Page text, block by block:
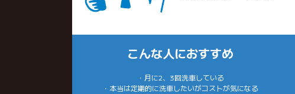
こんな人におすすめ
・月に2、3回洗車している
・本当は定期的に洗車したいがコストが気になる